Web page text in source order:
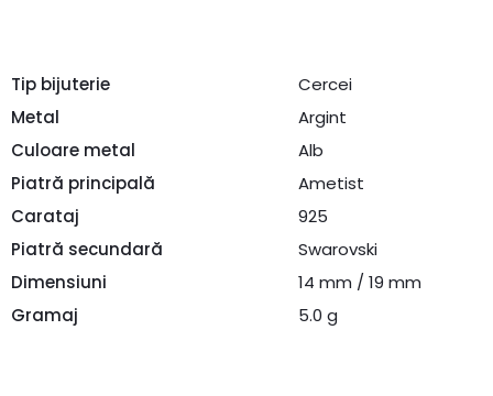
Tip bijuterie
Cercei
Metal
Argint
Culoare metal
Alb
Piatră principală
Ametist
Carataj
925
Piatră secundară
Swarovski
Dimensiuni
14 mm / 19 mm
Gramaj
5.0 g